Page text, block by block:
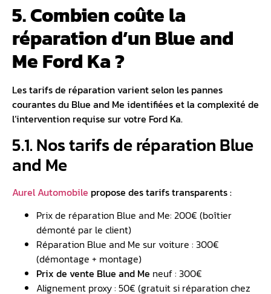
5. Combien coûte la
réparation d’un Blue and
Me Ford Ka ?
Les tarifs de réparation varient selon les pannes
courantes du Blue and Me identifiées et la complexité de
l’intervention requise sur votre Ford Ka.
5.1. Nos tarifs de réparation Blue
and Me
Aurel Automobile propose des tarifs transparents :
Prix de réparation Blue and Me: 200€ (boîtier
démonté par le client)
Réparation Blue and Me sur voiture : 300€
(démontage + montage)
Prix de vente Blue and Me neuf : 300€
Alignement proxy : 50€ (gratuit si réparation chez